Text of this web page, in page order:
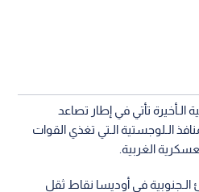
تأتي في إطار تصاعد
الـلوجستية الـتي تغذي القوات
الغربية.
في أوديسا نقاط ثقل